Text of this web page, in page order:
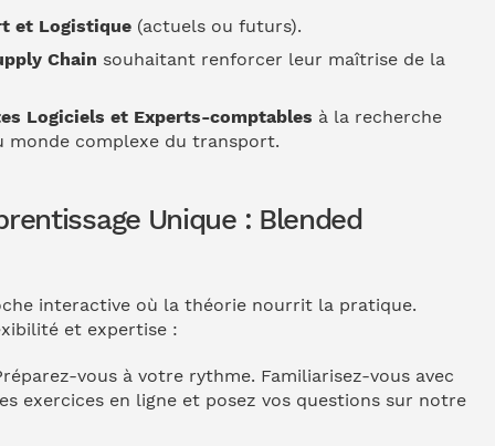
et Logistique (actuels ou futurs).
Chain souhaitant renforcer leur maîtrise de la
Logiciels et Experts-comptables à la recherche
monde complexe du transport.
Unique : Blended
interactive où la théorie nourrit la pratique.
et expertise :
vous à votre rythme. Familiarisez-vous avec
exercices en ligne et posez vos questions sur notre